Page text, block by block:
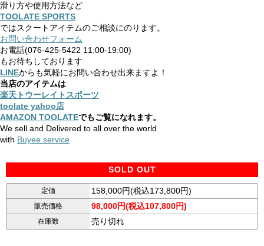
滑り方や使用方法など
TOOLATE SPORTS
ではスクートアイテムのご相談にのります。
お問い合わせフォーム
お電話(076-425-5422 11:00-19:00)
もお待ちしております
LINEからも気軽にお問い合わせ出来ますよ！
当店のアイテムは
楽天トウーレイトスポーツ
toolate yahoo店
AMAZON TOOLATEでもご覧になれます。
We sell and Delivered to all over the world
with Buyee service
SOLD OUT
定価 158,000円(税込173,800円)
販売価格 98,000円(税込107,800円)
在庫数 売り切れ